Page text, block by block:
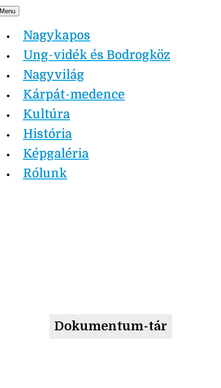
Skip
content
Nagykapos.ma
Nagykapos
Ung-vidék és Bodrogköz
Nagyvilág
Kárpát-medence
Kultúra
História
Képgaléria
Rólunk
Dokumentum-tár